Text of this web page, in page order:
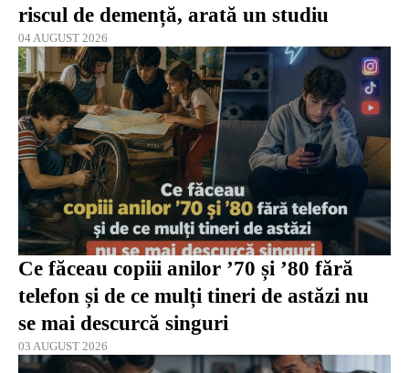
riscul de demență, arată un studiu
04 AUGUST 2026
Ce făceau copiii anilor ’70 și ’80 fără
telefon și de ce mulți tineri de astăzi nu
se mai descurcă singuri
03 AUGUST 2026